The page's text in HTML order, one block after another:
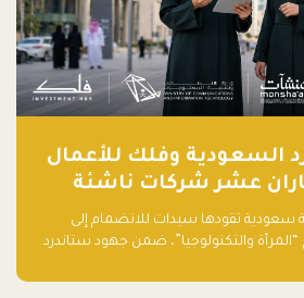
السعودية وفلك للأعمال
عشر شركات ناشئة
الرابعة من برنامج
سعودية تقودها سيدات للانضمام إلى
“المرأة والتكنولوجيا”، ضمن جهود ستاندرد
في المملكة.